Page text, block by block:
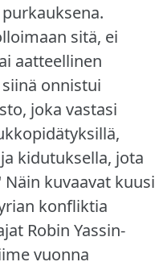
sitä, ei
aatteellinen
onnistui
joka vastasi
kidutuksella, jota
Näin kuvaavat kuusi
konfliktia
Robin Yassin-
vuonna